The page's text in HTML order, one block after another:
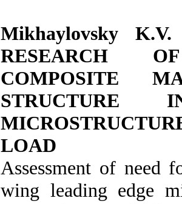
Mikhaylovsky
RESEARCH
COMPOSITE
LOAD
Assessment of need
wing leading edge